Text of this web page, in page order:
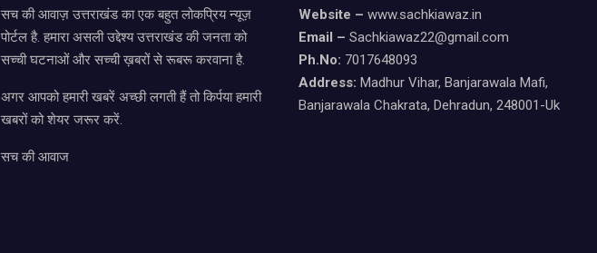
सच की आवाज़ उत्तराखंड का एक बहुत लोकप्रिय न्यूज़
पोर्टल है. हमारा असली उद्देश्य उत्तराखंड की जनता को
सच्ची घटनाओं और सच्ची ख़बरों से रूबरू करवाना है.
अगर आपको हमारी खबरें अच्छी लगती हैं तो किर्पया हमारी
खबरों को शेयर जरूर करें.
सच की आवाज
Website – www.sachkiawaz.in
Email – Sachkiawaz22@gmail.com
Ph.No: 7017648093
Address: Madhur Vihar, Banjarawala Mafi,
Banjarawala Chakrata, Dehradun, 248001-Uk